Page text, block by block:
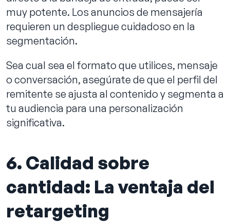
muy potente. Los anuncios de mensajería
requieren un despliegue cuidadoso en la
segmentación.
Sea cual sea el formato que utilices, mensaje
o conversación, asegúrate de que el perfil del
remitente se ajusta al contenido y segmenta a
tu audiencia para una personalización
significativa.
6. Calidad sobre
cantidad: La ventaja del
retargeting